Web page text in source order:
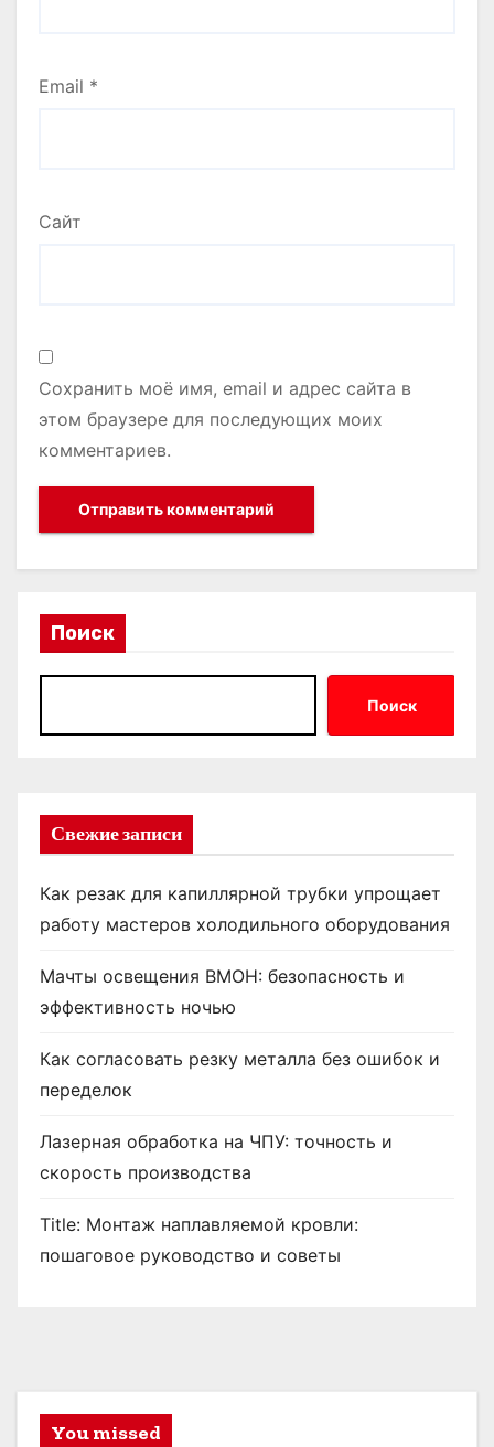
Email *
Сайт
Сохранить моё имя, email и адрес сайта в
этом браузере для последующих моих
комментариев.
Поиск
Поиск
Свежие записи
Как резак для капиллярной трубки упрощает
работу мастеров холодильного оборудования
Мачты освещения ВМОН: безопасность и
эффективность ночью
Как согласовать резку металла без ошибок и
переделок
Лазерная обработка на ЧПУ: точность и
скорость производства
Title: Монтаж наплавляемой кровли:
пошаговое руководство и советы
You missed